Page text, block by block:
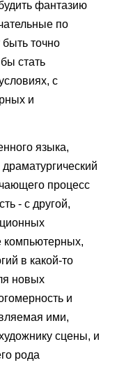
фантазию
по
точно
стать
с
и
языка,
процесс
- с другой,
компьютерных,
в какой-то
новых
и
ими,
сцены, и
рода